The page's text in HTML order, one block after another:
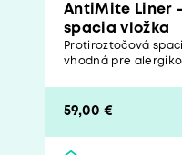
AntiMite Liner
spacia vložka
Protiroztočová
vhodná pre
59,00 €